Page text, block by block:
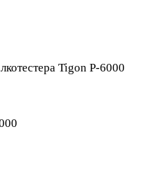
Tigon P-6000